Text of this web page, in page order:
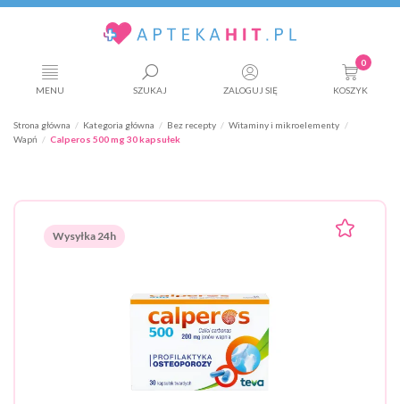
MENU SZUKAJ ZALOGUJ SIĘ
0
KOSZYK
Strona główna Kategoria główna Bez recepty
Witaminy i mikroelementy
Wapń
Calperos 500 mg 30 kapsułek
Wysyłka 24h